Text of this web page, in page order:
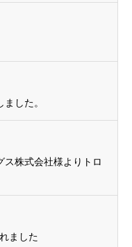
した。
株式会社様よりトロ
ました